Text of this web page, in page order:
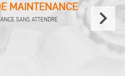
MAINTENANCE
SANS ATTENDRE keyboard_arrow_right